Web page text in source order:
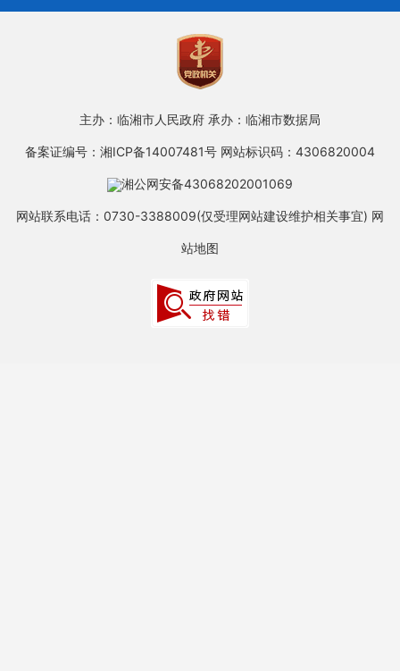
主办：临湘市人民政府 承办：临湘市数据局
备案证编号：湘ICP备14007481号 网站标识码：4306820004
湘公网安备43068202001069
网站联系电话：0730-3388009(仅受理网站建设维护相关事宜) 网
站地图